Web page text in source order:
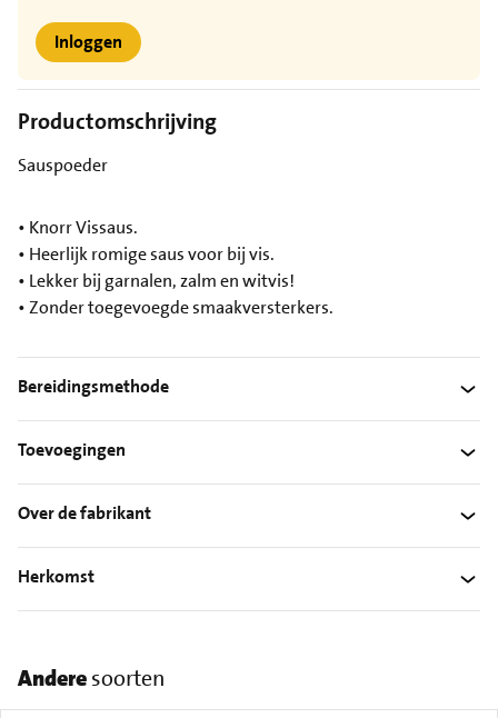
Inloggen
Productomschrijving
Sauspoeder
• Knorr Vissaus.
• Heerlijk romige saus voor bij vis.
• Lekker bij garnalen, zalm en witvis!
• Zonder toegevoegde smaakversterkers.
Bereidingsmethode
Toevoegingen
Over de fabrikant
Herkomst
Anderesoorten